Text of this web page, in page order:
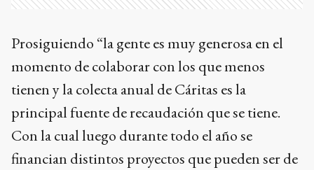
Prosiguiendo “la gente es muy generosa en el
momento de colaborar con los que menos
tienen y la colecta anual de Cáritas es la
principal fuente de recaudación que se tiene.
Con la cual luego durante todo el año se
financian distintos proyectos que pueden ser de